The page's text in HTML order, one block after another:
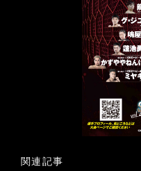
関連記事